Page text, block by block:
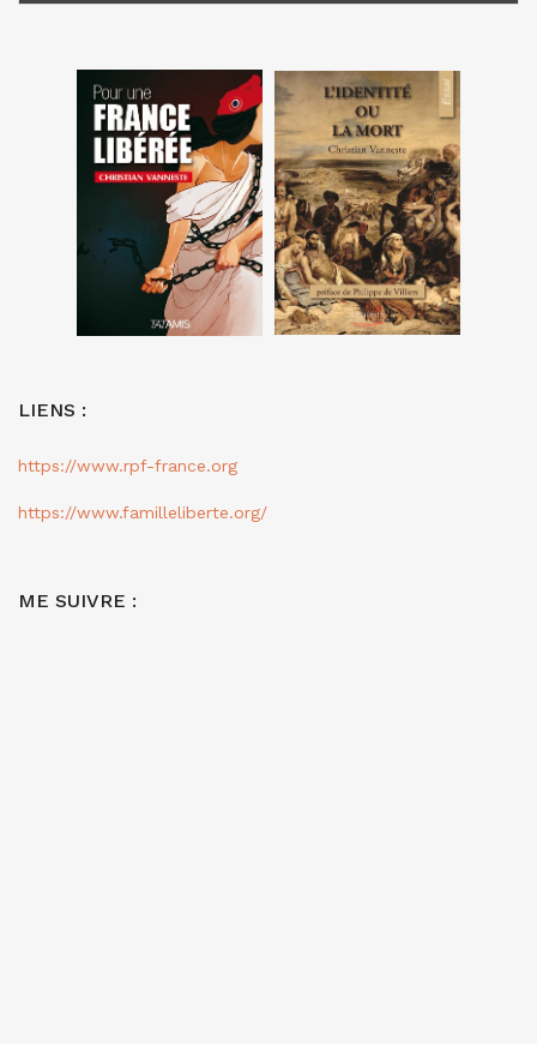
LIENS :
https://www.rpf-france.org
https://www.familleliberte.org/
ME SUIVRE :